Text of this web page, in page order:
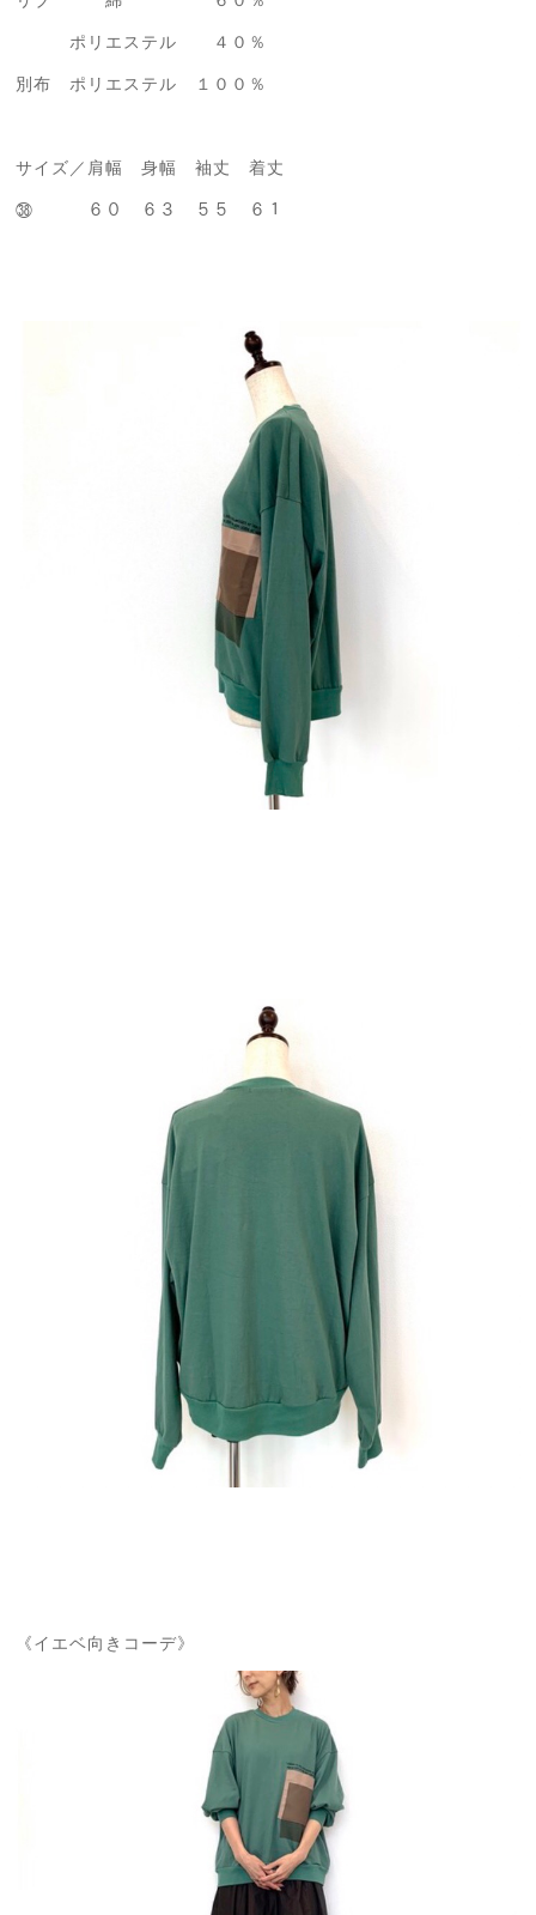
ポリエステル ４０％
別布 ポリエステル １００％
サイズ／肩幅 身幅 袖丈 着丈
㊳ ６０ ６３ ５５ ６１
《イエベ向きコーデ》